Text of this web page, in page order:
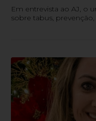
Em entrevista ao AJ, o
sobre tabus,